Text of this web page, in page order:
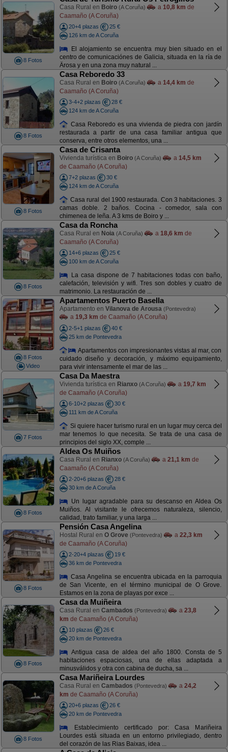
8 Fotos
Casa Rural en Boiro (A Coruña) a 10,8 km de
Caamaño (A Coruña)
20+4 plazas
25 €
126 km de A Coruña
El alojamiento se encuentra muy bien situado en el
centro de comunicaciónes de Galicia, situada en la ría de
Ärosa y en una zona muy natural ...
8 Fotos
Casa Reboredo 33
Casa Rural en Boiro (A Coruña) a 14,4 km de
Caamaño (A Coruña)
3-4+2 plazas
28 €
124 km de A Coruña
Casa Reboredo es una vivienda de piedra con jardín
restaurada a partir de una casa familiar antigua que
conserva, entre otros elementos, una ...
8 Fotos
Casa de Crisanta
Vivienda turística en Boiro (A Coruña) a 14,5 km
de Caamaño (A Coruña)
7+2 plazas
30 €
124 km de A Coruña
Casa rural del 1900 restaurada. Con 3 habitaciones. 3
camas doble. 2 baños. Cocina - comedor, sala con
chimenea de leña. A 3 kms de Boiro y ...
8 Fotos
Casa da Roncha
Casa Rural en Noia (A Coruña) a 18,6 km de
Caamaño (A Coruña)
14+6 plazas
25 €
100 km de A Coruña
La casa dispone de 7 habitaciones todas con baño,
calefación, televisión y wifi. Tres son dobles y cuatro de
matrimonio. La restauración de ...
8 Fotos
Video
Apartamentos Puerto Basella
Apartamento en Vilanova de Arousa (Pontevedra)
a 19,3 km de Caamaño (A Coruña)
2-5+1 plazas
40 €
25 km de Pontevedra
Apartamentos con impresionantes vistas al mar, con
cuidado diseño y decoración, y máximo equipamiento,
para vivir intensamente el mar de las ...
7 Fotos
Casa Da Maestra
Vivienda turística en Rianxo (A Coruña) a 19,7 km
de Caamaño (A Coruña)
6-10+2 plazas
30 €
111 km de A Coruña
Si quiere hacer turismo rural en un lugar muy cerca del
mar tenemos lo que necesita. Se trata de una casa de
principios del siglo XX, comple ...
8 Fotos
Aldea Os Muiños
Casa Rural en Rianxo (A Coruña) a 21,1 km de
Caamaño (A Coruña)
2-20+6 plazas
28 €
30 km de A Coruña
Un lugar agradable para su descanso en Aldea Os
Muiños. Al visitante le ofrecemos naturaleza, silencio,
calidad, trato familiar, y una larga ...
8 Fotos
Pensión Casa Angelina
Hostal Rural en O Grove (Pontevedra) a 22,3 km
de Caamaño (A Coruña)
2-20+4 plazas
19 €
36 km de Pontevedra
Casa Angelina se encuentra ubicada en la parroquia
de San Vicente, en el término municipal de O Grove.
Estamos en la zona de playas por exce ...
8 Fotos
Casa da Muiñeira
Casa Rural en Cambados (Pontevedra) a 23,8
km de Caamaño (A Coruña)
10 plazas
26 €
20 km de Pontevedra
Antigua casa de aldea del año 1800. Consta de 5
habitaciones espaciosas, una de ellas adaptada a
minusválidos y otra con cabina de ducha, sa ...
8 Fotos
Casa Mariñeira Lourdes
Casa Rural en Cambados (Pontevedra) a 24,2
km de Caamaño (A Coruña)
20+6 plazas
26 €
20 km de Pontevedra
Establecimiento certificado por: Casa Mariñeira
Lourdes está situada en un entorno privilegiado, dentro
del corazón de las Rias Baixas, idea ...